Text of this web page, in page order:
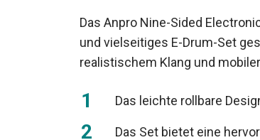
Das Anpro Nine-Sided
und vielseitiges E-Drum-Set
realistischem Klang und
Das leichte rollbare
Das Set bietet eine